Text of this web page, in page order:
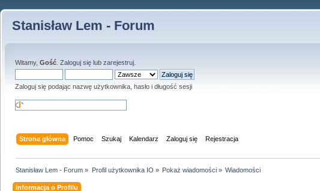
Stanisław Lem - Forum
Witamy, Gość Zaloguj się lub zarejestruj
Zaloguj się podając nazwę użytkownika, hasło i długość sesji
Strona główna Pomoc Szukaj Kalendarz Zaloguj się Rejestracja
Stanisław Lem - Forum » Profil użytkownika IO » Pokaż wiadomości» Wiadomości
Informacja o Profilu